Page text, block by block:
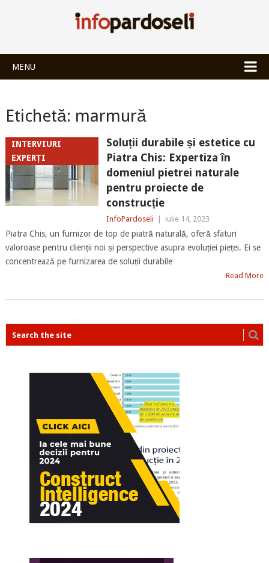
MENU
Etichetă: marmură
INTERVIURI
EXPERȚI
Soluții durabile și estetice cu
Piatra Chis: Expertiza în
domeniul pietrei naturale
pentru proiecte de
construcție
InfoPardoseli iulie 14, 2023
Piatra Chis, un furnizor de top de piatră naturală, oferă sfaturi
valoroase pentru clienții noi și perspective asupra evoluției pieței. Ei se
concentrează pe furnizarea de soluții durabile
Read More
POSTS
NAVIGATION